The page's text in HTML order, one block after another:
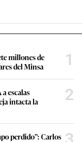
millones de
del Minsa
1
escalas
intacta la
2
perdido”: Carlos